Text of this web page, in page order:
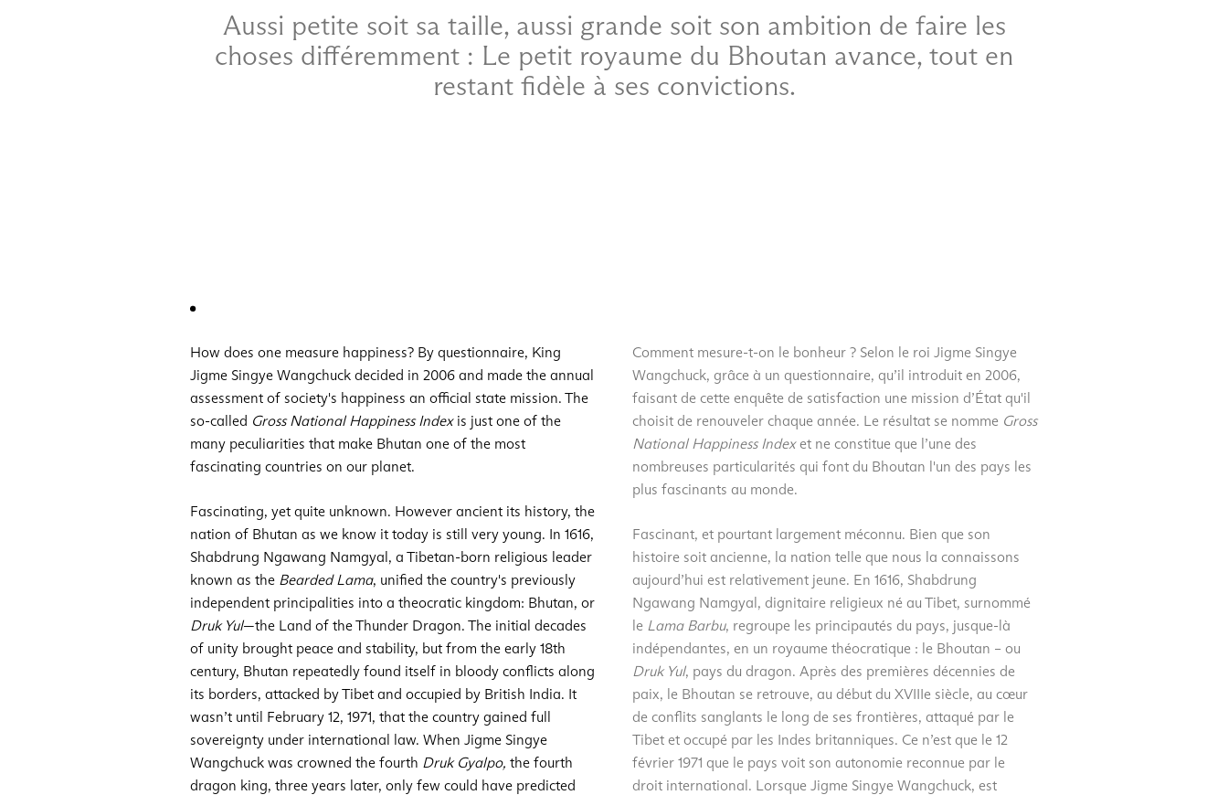
Aussi petite soit sa taille, aussi grande soit son ambition de faire les
choses différemment : Le petit royaume du Bhoutan avance, tout en
restant fidèle à ses convictions.
How does one measure happiness? By questionnaire, King
Jigme Singye Wangchuck decided in 2006 and made the annual
assessment of society's happiness an official state mission. The
so-called Gross National Happiness Indexis just one of the
many peculiarities that make Bhutan one of the most
fascinating countries on our planet.
Fascinating, yet quite unknown. However ancient its history, the
nation of Bhutan as we know it today is still very young. In 1616,
Shabdrung Ngawang Namgyal, a Tibetan-born religious leader
known as the Bearded Lama, unified the country's previously
independent principalities into a theocratic kingdom: Bhutan, or
Druk Yul—the Land of the Thunder Dragon. The initial decades
of unity brought peace and stability, but from the early 18th
century, Bhutan repeatedly found itself in bloody conflicts along
its borders, attacked by Tibet and occupied by British India. It
wasn’t until February 12, 1971, that the country gained full
sovereignty under international law. When Jigme Singye
Wangchuck was crowned the fourth Druk Gyalpo, the fourth
dragon king, three years later, only few could have predicted
Comment mesure-t-on le bonheur ? Selon le roi Jigme Singye
Wangchuck, grâce à un questionnaire, qu’il introduit en 2006,
faisant de cette enquête de satisfaction une mission d’État qu'il
choisit de renouveler chaque année. Le résultat se nomme Gross
National Happiness Indexet ne constitue que l’une des
nombreuses particularités qui font du Bhoutan l'un des pays les
plus fascinants au monde.
Fascinant, et pourtant largement méconnu. Bien que son
histoire soit ancienne, la nation telle que nous la connaissons
aujourd’hui est relativement jeune. En 1616, Shabdrung
Ngawang Namgyal, dignitaire religieux né au Tibet, surnommé
le Lama Barbu, regroupe les principautés du pays, jusque-là
indépendantes, en un royaume théocratique : le Bhoutan – ou
Druk Yul, pays du dragon. Après des premières décennies de
paix, le Bhoutan se retrouve, au début du XVIIIe siècle, au cœur
de conflits sanglants le long de ses frontières, attaqué par le
Tibet et occupé par les Indes britanniques. Ce n’est que le 12
février 1971 que le pays voit son autonomie reconnue par le
droit international. Lorsque Jigme Singye Wangchuck, est